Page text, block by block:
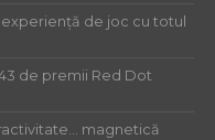
de joc cu totul
de premii Red Dot
magnetică